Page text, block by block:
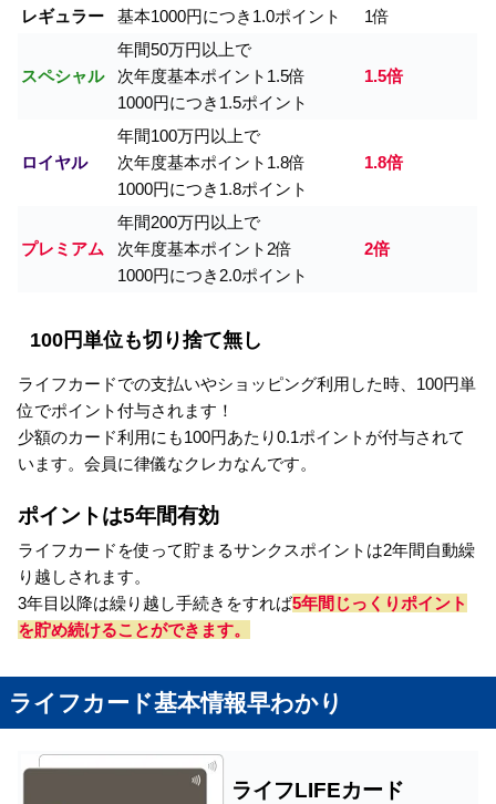
レギュラー
基本1000円につき1.0ポイント 1倍
スペシャル
年間50万円以上で
次年度基本ポイント1.5倍
1000円につき1.5ポイント
1.5倍
ロイヤル
年間100万円以上で
次年度基本ポイント1.8倍
1000円につき1.8ポイント
1.8倍
プレミアム
年間200万円以上で
次年度基本ポイント2倍
1000円につき2.0ポイント
2倍
100円単位も切り捨て無し
ライフカードでの支払いやショッピング利用した時、100円単
位でポイント付与されます！
少額のカード利用にも100円あたり0.1ポイントが付与されて
います。会員に律儀なクレカなんです。
ポイントは5年間有効
ライフカードを使って貯まるサンクスポイントは2年間自動繰
り越しされます。
3年目以降は繰り越し手続きをすれば5年間じっくりポイント
を貯め続けることができます。
ライフカード基本情報早わかり
ライフLIFEカード